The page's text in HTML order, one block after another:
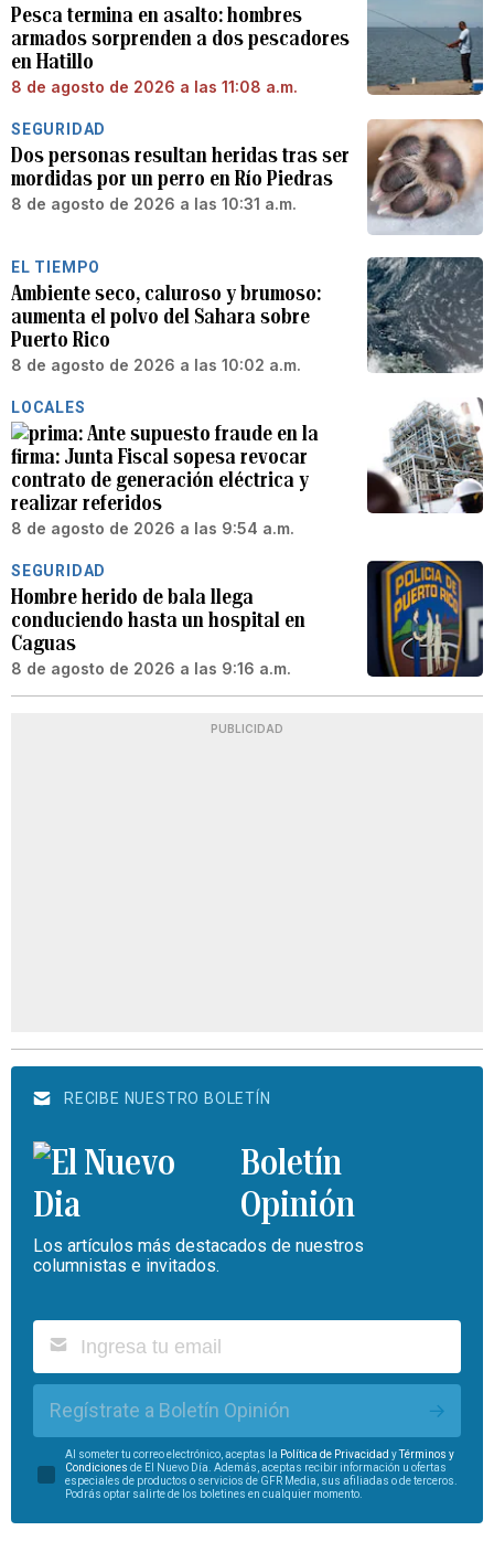
Pesca termina en asalto: hombres
armados sorprenden a dos pescadores
en Hatillo
8 de agosto de 2026 a las 11:08 a.m.
SEGURIDAD
Dos personas resultan heridas tras ser
mordidas por un perro en Río Piedras
8 de agosto de 2026 a las 10:31 a.m.
EL TIEMPO
Ambiente seco, caluroso y brumoso:
aumenta el polvo del Sahara sobre
Puerto Rico
8 de agosto de 2026 a las 10:02 a.m.
LOCALES
Ante supuesto fraude en la
firma: Junta Fiscal sopesa revocar
contrato de generación eléctrica y
realizar referidos
8 de agosto de 2026 a las 9:54 a.m.
SEGURIDAD
Hombre herido de bala llega
conduciendo hasta un hospital en
Caguas
8 de agosto de 2026 a las 9:16 a.m.
PUBLICIDAD
RECIBE NUESTRO BOLETÍN
Boletín
Opinión
Los artículos más destacados de nuestros
columnistas e invitados.
Regístrate a Boletín Opinión
Al someter tu correo electrónico, aceptas la Política de Privacidad y
Términos y
Condiciones de El Nuevo Día. Además, aceptas recibir información u ofertas
especiales de productos o servicios de GFR Media, sus afiliadas o de terceros.
Podrás optar salirte de los boletines en cualquier momento.